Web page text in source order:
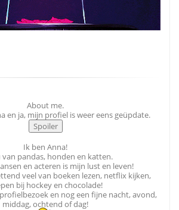
About me.
en ja, mijn profiel is weer eens geüpdate.
Ik ben Anna!
van pandas, honden en katten.
en acteren is mijn lust en leven!
veel van boeken lezen, netflix kijken,
bij hockey en chocolade!
en nog een fijne nacht, avond,
middag, ochtend of dag!